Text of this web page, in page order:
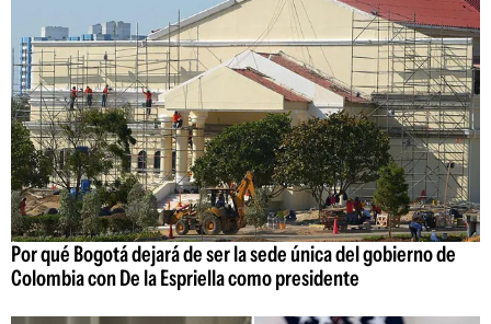
Por qué Bogotá dejará de ser la sede única del gobierno de
Colombia con De la Espriella como presidente